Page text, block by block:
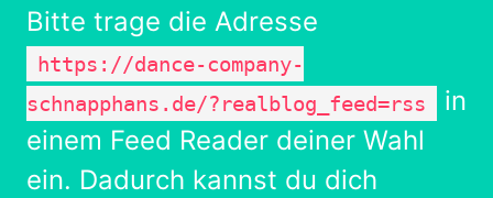
Bitte trage die Adresse
https://dance-company-
schnapphans.de/?realblog_feed=rss
in
einem Feed Reader deiner Wahl
ein. Dadurch kannst du dich